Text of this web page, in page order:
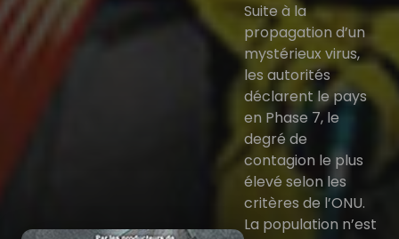
Suite à la
propagation d’un
mystérieux virus,
les autorités
déclarent le pays
en Phase 7, le
degré de
contagion le plus
élevé selon les
critères de l’ONU.
La population n’est